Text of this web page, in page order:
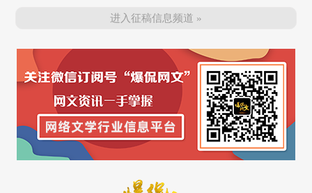
进入征稿信息频道 »